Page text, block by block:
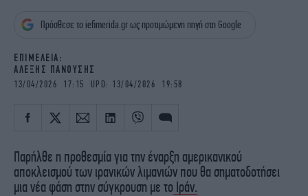
OSCARS
THE OCEAN
NEWSLETTER
Πρόσθεσε το iefimerida.gr ως προτιμώμενη πηγή στη Google
EΠΙΜΕΛΕΙΑ:
ΑΛΕΞΗΣ ΠΑΝΟΥΣΗΣ
13/04/2026 17:15 UPD: 13/04/2026 19:58
Παρήλθε η προθεσμία για την έναρξη αμερικανικού
αποκλεισμού των ιρανικών λιμανιών που θα σηματοδοτήσει
μια νέα φάση στην σύγκρουση με το Ιράν.